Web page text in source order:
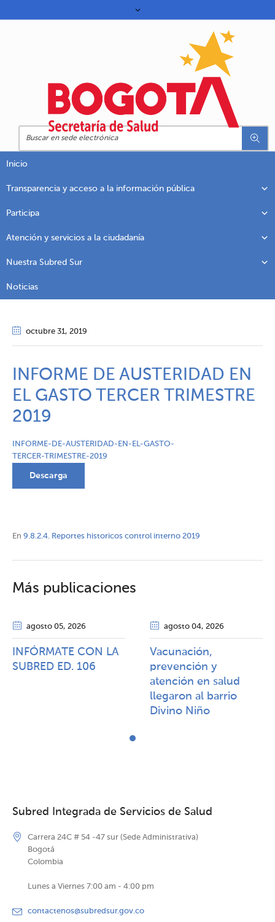
Inicio
Transparencia y acceso a la información pública
Participa
Atención y servicios a la ciudadanía
Nuestra Subred Sur
Noticias
octubre 31, 2019
INFORME DE AUSTERIDAD EN
EL GASTO TERCER TRIMESTRE
2019
INFORME-DE-AUSTERIDAD-EN-EL-GASTO-
TERCER-TRIMESTRE-2019
Descarga
En 9.8.2.4. Reportes historicos control interno 2019
Más publicaciones
agosto 05, 2026
INFÓRMATE CON LA
SUBRED ED. 106
agosto 04, 2026
Vacunación,
prevención y
atención en salud
llegaron al barrio
Divino Niño
Subred Integrada de Servicios de Salud
Carrera 24C # 54 -47 sur (Sede Administrativa)
Bogotá
Colombia
Lunes a Viernes 7:00 am - 4:00 pm
contactenos@subredsur.gov.co